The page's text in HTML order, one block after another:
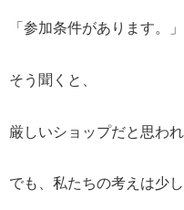
「参加条件があります。」
そう聞くと、
厳しいショップだと思わ
でも、私たちの考えは少し